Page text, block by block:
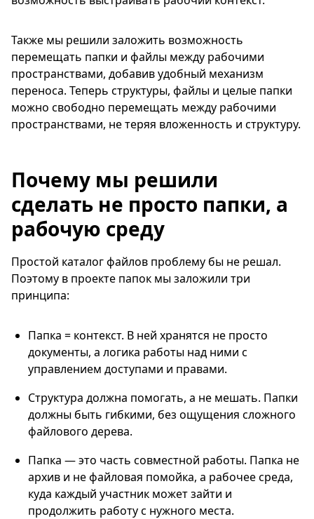
Также мы решили заложить возможность
перемещать папки и файлы между рабочими
пространствами, добавив удобный механизм
переноса. Теперь структуры, файлы и целые папки
можно свободно перемещать между рабочими
пространствами, не теряя вложенность и структуру.
Почему мы решили
сделать не просто папки, а
рабочую среду
Простой каталог файлов проблему бы не решал.
Поэтому в проекте папок мы заложили три
принципа:
Папка = контекст. В ней хранятся не просто
документы, а логика работы над ними с
управлением доступами и правами.
Структура должна помогать, а не мешать. Папки
должны быть гибкими, без ощущения сложного
файлового дерева.
Папка — это часть совместной работы. Папка не
архив и не файловая помойка, а рабочее среда,
куда каждый участник может зайти и
продолжить работу с нужного места.